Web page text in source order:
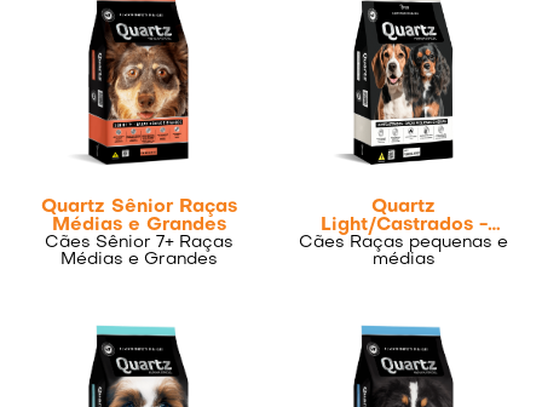
Quartz Sênior Raças
Médias e Grandes
Cães Sênior 7+ Raças
Médias e Grandes
Quartz
Light/Castrados -
Raças pequenas e
médias
Cães Raças pequenas e
médias